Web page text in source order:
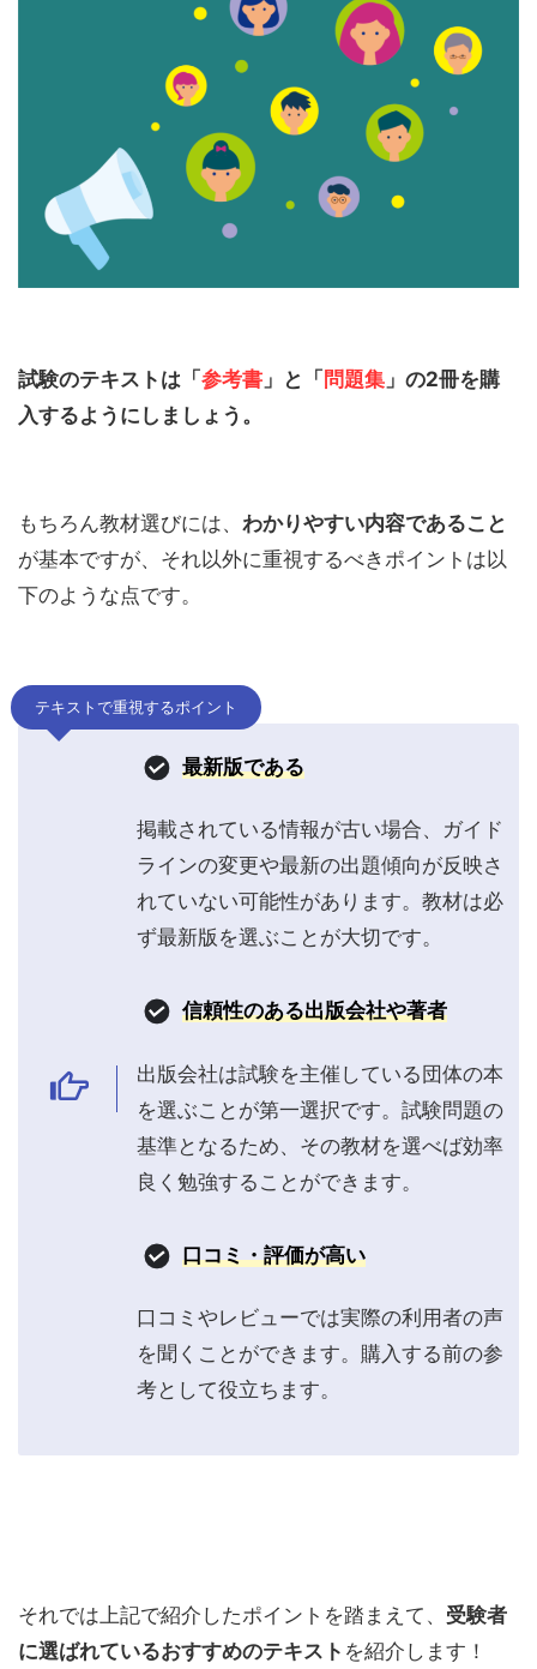
試験のテキストは「参考書 」と「 問題集 」の2冊を購
入するようにしましょう。
もちろん教材選びには、 わかりやすい内容であること
が基本ですが、それ以外に重視するべきポイントは以
下のような点です。
テキストで重視するポイント
最新版である
掲載されている情報が古い場合、ガイド
ラインの変更や最新の出題傾向が反映さ
れていない可能性があります。教材は必
ず最新版を選ぶことが大切です。
信頼性のある出版会社や著者
出版会社は試験を主催している団体の本
を選ぶことが第一選択です。試験問題の
基準となるため、その教材を選べば効率
良く勉強することができます。
口コミ・評価が高い
口コミやレビューでは実際の利用者の声
を聞くことができます。購入する前の参
考として役立ちます。
それでは上記で紹介したポイントを踏まえて、 受験者
に選ばれているおすすめのテキスト を紹介します！